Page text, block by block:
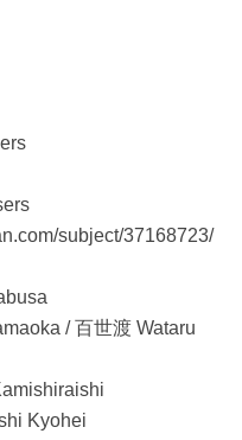
subject/37168723/
/ 百世渡 Wataru